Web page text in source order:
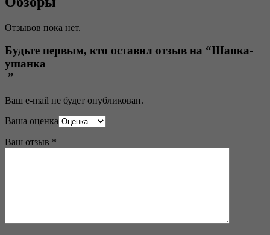
Отзывов пока нет.
Будьте первым, кто оставил отзыв на “Шапка-
ушанка
”
Ваш e-mail не будет опубликован.
Ваша оценка
Ваш отзыв *